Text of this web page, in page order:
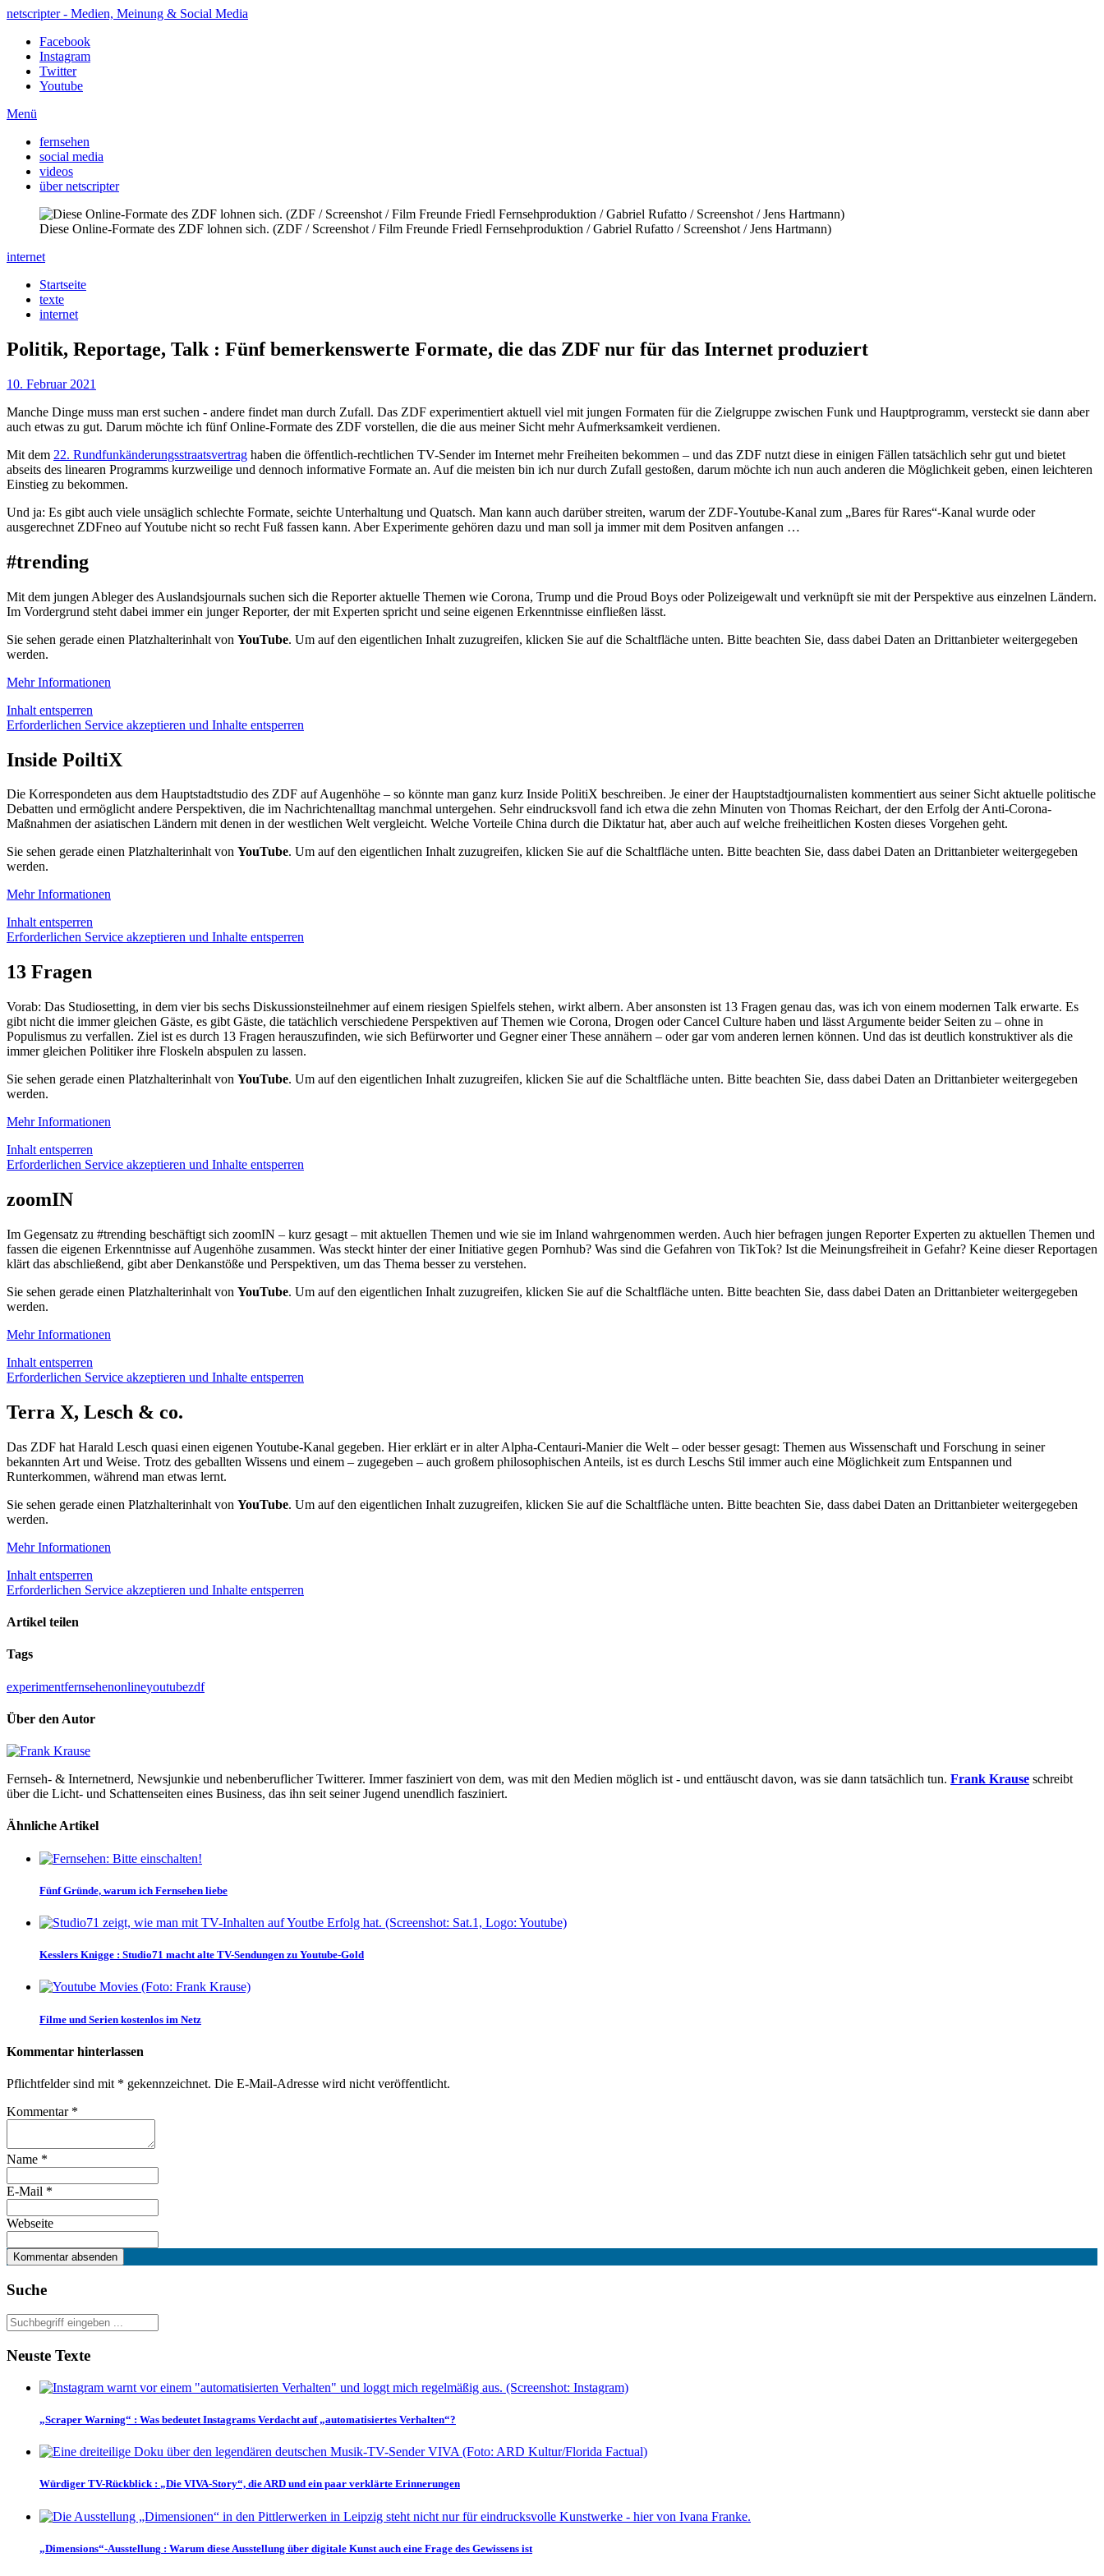
netscripter - Medien, Meinung & Social Media
Facebook
Instagram
Twitter
Youtube
Menü
fernsehen
social media
videos
über netscripter
Diese Online-Formate des ZDF lohnen sich. (ZDF / Screenshot / Film Freunde Friedl Fernsehproduktion / Gabriel Rufatto / Screenshot / Jens Hartmann)
internet
Startseite
texte
internet
Politik, Reportage, Talk : Fünf bemerkenswerte Formate, die das ZDF nur für das Internet produziert
10. Februar 2021
Manche Dinge muss man erst suchen - andere findet man durch Zufall. Das ZDF experimentiert aktuell viel mit jungen Formaten für die Zielgruppe zwischen Funk und Hauptprogramm, versteckt sie dann aber
auch etwas zu gut. Darum möchte ich fünf Online-Formate des ZDF vorstellen, die die aus meiner Sicht mehr Aufmerksamkeit verdienen.
Mit dem 22. Rundfunkänderungsstraatsvertrag haben die öffentlich-rechtlichen TV-Sender im Internet mehr Freiheiten bekommen – und das ZDF nutzt diese in einigen Fällen tatsächlich sehr gut und bietet
abseits des linearen Programms kurzweilige und dennoch informative Formate an. Auf die meisten bin ich nur durch Zufall gestoßen, darum möchte ich nun auch anderen die Möglichkeit geben, einen leichteren
Einstieg zu bekommen.
Und ja: Es gibt auch viele unsäglich schlechte Formate, seichte Unterhaltung und Quatsch. Man kann auch darüber streiten, warum der ZDF-Youtube-Kanal zum „Bares für Rares“-Kanal wurde oder
ausgerechnet ZDFneo auf Youtube nicht so recht Fuß fassen kann. Aber Experimente gehören dazu und man soll ja immer mit dem Positven anfangen …
#trending
Mit dem jungen Ableger des Auslandsjournals suchen sich die Reporter aktuelle Themen wie Corona, Trump und die Proud Boys oder Polizeigewalt und verknüpft sie mit der Perspektive aus einzelnen Ländern.
Im Vordergrund steht dabei immer ein junger Reporter, der mit Experten spricht und seine eigenen Erkenntnisse einfließen lässt.
Sie sehen gerade einen Platzhalterinhalt von YouTube. Um auf den eigentlichen Inhalt zuzugreifen, klicken Sie auf die Schaltfläche unten. Bitte beachten Sie, dass dabei Daten an Drittanbieter weitergegeben
werden.
Mehr Informationen
Inhalt entsperren
Erforderlichen Service akzeptieren und Inhalte entsperren
Inside PoiltiX
Die Korrespondeten aus dem Hauptstadtstudio des ZDF auf Augenhöhe – so könnte man ganz kurz Inside PolitiX beschreiben. Je einer der Hauptstadtjournalisten kommentiert aus seiner Sicht aktuelle politische
Debatten und ermöglicht andere Perspektiven, die im Nachrichtenalltag manchmal untergehen. Sehr eindrucksvoll fand ich etwa die zehn Minuten von Thomas Reichart, der den Erfolg der Anti-Corona-
Maßnahmen der asiatischen Ländern mit denen in der westlichen Welt vergleicht. Welche Vorteile China durch die Diktatur hat, aber auch auf welche freiheitlichen Kosten dieses Vorgehen geht.
Sie sehen gerade einen Platzhalterinhalt von YouTube. Um auf den eigentlichen Inhalt zuzugreifen, klicken Sie auf die Schaltfläche unten. Bitte beachten Sie, dass dabei Daten an Drittanbieter weitergegeben
werden.
Mehr Informationen
Inhalt entsperren
Erforderlichen Service akzeptieren und Inhalte entsperren
13 Fragen
Vorab: Das Studiosetting, in dem vier bis sechs Diskussionsteilnehmer auf einem riesigen Spielfels stehen, wirkt albern. Aber ansonsten ist 13 Fragen genau das, was ich von einem modernen Talk erwarte. Es
gibt nicht die immer gleichen Gäste, es gibt Gäste, die tatächlich verschiedene Perspektiven auf Themen wie Corona, Drogen oder Cancel Culture haben und lässt Argumente beider Seiten zu – ohne in
Populismus zu verfallen. Ziel ist es durch 13 Fragen herauszufinden, wie sich Befürworter und Gegner einer These annähern – oder gar vom anderen lernen können. Und das ist deutlich konstruktiver als die
immer gleichen Politiker ihre Floskeln abspulen zu lassen.
Sie sehen gerade einen Platzhalterinhalt von YouTube. Um auf den eigentlichen Inhalt zuzugreifen, klicken Sie auf die Schaltfläche unten. Bitte beachten Sie, dass dabei Daten an Drittanbieter weitergegeben
werden.
Mehr Informationen
Inhalt entsperren
Erforderlichen Service akzeptieren und Inhalte entsperren
zoomIN
Im Gegensatz zu #trending beschäftigt sich zoomIN – kurz gesagt – mit aktuellen Themen und wie sie im Inland wahrgenommen werden. Auch hier befragen jungen Reporter Experten zu aktuellen Themen und
fassen die eigenen Erkenntnisse auf Augenhöhe zusammen. Was steckt hinter der einer Initiative gegen Pornhub? Was sind die Gefahren von TikTok? Ist die Meinungsfreiheit in Gefahr? Keine dieser Reportagen
klärt das abschließend, gibt aber Denkanstöße und Perspektiven, um das Thema besser zu verstehen.
Sie sehen gerade einen Platzhalterinhalt von YouTube. Um auf den eigentlichen Inhalt zuzugreifen, klicken Sie auf die Schaltfläche unten. Bitte beachten Sie, dass dabei Daten an Drittanbieter weitergegeben
werden.
Mehr Informationen
Inhalt entsperren
Erforderlichen Service akzeptieren und Inhalte entsperren
Terra X, Lesch & co.
Das ZDF hat Harald Lesch quasi einen eigenen Youtube-Kanal gegeben. Hier erklärt er in alter Alpha-Centauri-Manier die Welt – oder besser gesagt: Themen aus Wissenschaft und Forschung in seiner
bekannten Art und Weise. Trotz des geballten Wissens und einem – zugegeben – auch großem philosophischen Anteils, ist es durch Leschs Stil immer auch eine Möglichkeit zum Entspannen und
Runterkommen, während man etwas lernt.
Sie sehen gerade einen Platzhalterinhalt von YouTube. Um auf den eigentlichen Inhalt zuzugreifen, klicken Sie auf die Schaltfläche unten. Bitte beachten Sie, dass dabei Daten an Drittanbieter weitergegeben
werden.
Mehr Informationen
Inhalt entsperren
Erforderlichen Service akzeptieren und Inhalte entsperren
Artikel teilen
Tags
experimentfernsehenonlineyoutubezdf
Über den Autor
Fernseh- & Internetnerd, Newsjunkie und nebenberuflicher Twitterer. Immer fasziniert von dem, was mit den Medien möglich ist - und enttäuscht davon, was sie dann tatsächlich tun. Frank Krause schreibt
über die Licht- und Schattenseiten eines Business, das ihn seit seiner Jugend unendlich fasziniert.
Ähnliche Artikel
Fünf Gründe, warum ich Fernsehen liebe
Kesslers Knigge : Studio71 macht alte TV-Sendungen zu Youtube-Gold
Filme und Serien kostenlos im Netz
Kommentar hinterlassen
Pflichtfelder sind mit * gekennzeichnet. Die E-Mail-Adresse wird nicht veröffentlicht.
Kommentar *
Name *
E-Mail *
Webseite
Suche
Neuste Texte
„Scraper Warning“ : Was bedeutet Instagrams Verdacht auf „automatisiertes Verhalten“?
Würdiger TV-Rückblick : „Die VIVA-Story“, die ARD und ein paar verklärte Erinnerungen
„Dimensions“-Ausstellung : Warum diese Ausstellung über digitale Kunst auch eine Frage des Gewissens ist